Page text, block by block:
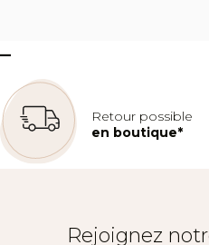
–
Retour possible
en boutique*
Rejoignez